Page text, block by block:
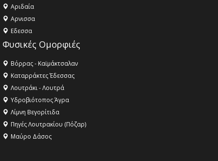
Αριδαία
Aρνισσα
Eδεσσα
Φυσικές Ομορφιές
Βόρρας - Καϊμάκτσαλαν
Καταρράκτες Έδεσσας
Λουτράκι - Λουτρά
Υδροβιότοπος Άγρα
Λίμνη Βεγορίτιδα
Πηγές Λουτρακίου (Πόζαρ)
Μαύρο Δάσος